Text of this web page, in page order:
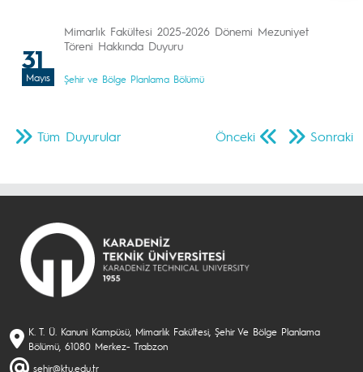
31
Mayıs
Mimarlık Fakültesi 2025-2026 Dönemi Mezuniyet
Töreni Hakkında Duyuru
Şehir ve Bölge Planlama Bölümü
Önceki Sonraki
Tüm Duyurular
K. T. Ü. Kanuni Kampüsü, Mimarlık Fakültesi, Şehir Ve Bölge Planlama
Bölümü, 61080 Merkez- Trabzon
sehir@ktu.edu.tr